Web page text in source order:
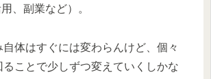
、副業など）。
体はすぐには変わらんけど、個々
ることで少しずつ変えていくしかな